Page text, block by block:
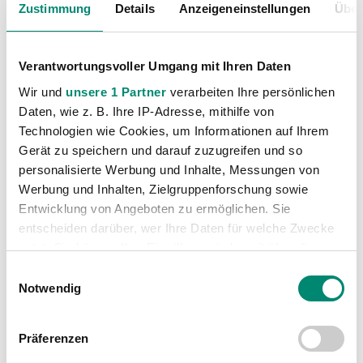
Zustimmung Details Anzeigeneinstellungen
Verantwortungsvoller Umgang mit Ihren Daten
Wir und unsere 1 Partner verarbeiten Ihre persönlichen
Daten, wie z. B. Ihre IP-Adresse, mithilfe von
Technologien wie Cookies, um Informationen auf Ihrem
Gerät zu speichern und darauf zuzugreifen und so
personalisierte Werbung und Inhalte, Messungen von
Werbung und Inhalten, Zielgruppenforschung sowie
Entwicklung von Angeboten zu ermöglichen. Sie
entscheiden darüber, wer Ihre Daten für welche Zwecke
nutzt. Sie können Ihre Einwilligung jederzeit über die
Trigger Symbol ändern oder widerrufen
Erfahren Sie mehr darüber, wie Ihre persönlichen Daten
verarbeitet werden, und legen Sie Ihre Präferenzen im
Notwendig
Präferenzen
1:2 (1:2)
Runde Sommer#6- 09.07.2016 00:00 Uhr
0:1 (0:0)
FC Kufstein - SV Guntamatic Ried
Runde Cup - 1- 16.07.2016 00:00 Uhr
1:4 (1:1)
SK Rapid Wien - SV Guntamatic Ried
Runde 2- 30.07.2016 18:30 Uhr